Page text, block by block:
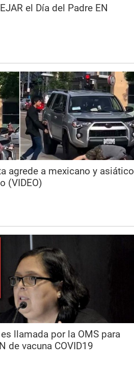
el Día del Padre EN
agrede a mexicano y asiático
(VIDEO)
llamada por la OMS para
de vacuna COVID19